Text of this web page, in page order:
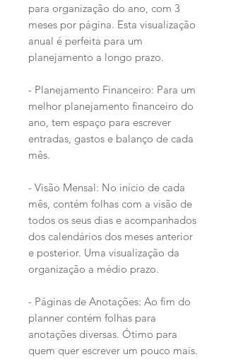
para organização do ano, com 3
meses por página. Esta visualização
anual é perfeita para um
planejamento a longo prazo.
- Planejamento Financeiro: Para um
melhor planejamento financeiro do
ano, tem espaço para escrever
entradas, gastos e balanço de cada
mês.
- Visão Mensal: No início de cada
mês, contém folhas com a visão de
todos os seus dias e acompanhados
dos calendários dos meses anterior
e posterior. Uma visualização da
organização a médio prazo.
- Páginas de Anotações: Ao fim do
planner contém folhas para
anotações diversas. Ótimo para
quem quer escrever um pouco mais.